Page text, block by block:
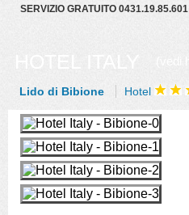
SERVIZIO GRATUITO 0431.19.85.601
HOTEL ITALY
Lido di Bibione Hotel